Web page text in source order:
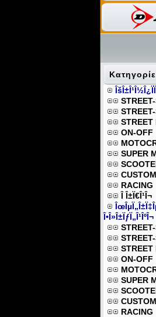
STREET
ON-OFF
SUPER
RACING
Î Î±Ï€Î¹Î¬
Î•Î»Î±ÏƒÏ„Î¹ÎºÎ¬
STREET
ON-OFF
SUPER
RACING